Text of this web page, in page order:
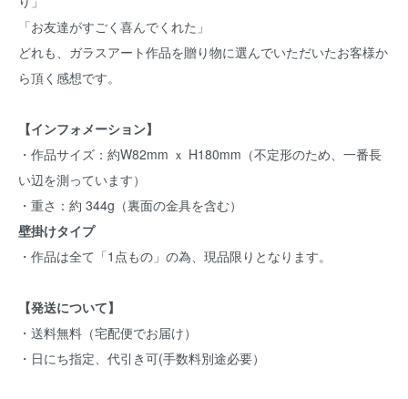
「お友達がすごく喜んでくれた」
どれも、ガラスアート作品を贈り物に選んでいただいたお客様か
ら頂く感想です。
【インフォメーション】
・作品サイズ：約W82mm ｘ H180mm（不定形のため、一番長
い辺を測っています）
・重さ：約 344g（裏面の金具を含む）
壁掛けタイプ
・作品は全て「1点もの」の為、現品限りとなります。
【発送について】
・送料無料（宅配便でお届け）
・日にち指定、代引き可(手数料別途必要）